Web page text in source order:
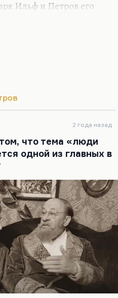
Ильф и Петров его
смешные вещи есть у
писать не любил и
Но уж, во всяком
— это великолепная
вещи Аксенова,
бочкотара»
Поэтому я
Марамзина. Кого-
2 года назад
что тема «люди
одной из главных в